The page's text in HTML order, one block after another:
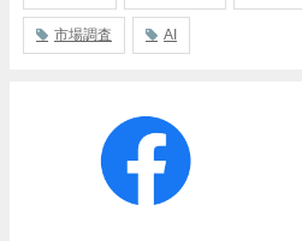
市場調査 AI